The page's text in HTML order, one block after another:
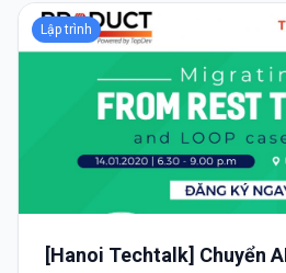
Lập trình
[Hanoi Techtalk] Chuyển